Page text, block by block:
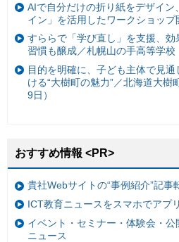
AIで自分だけの折り紙をデザイン
イン」を活用したワークショップ
すららで「学び直し」を支援、
習慣も醸成／札幌山の手高等学校
目的を明確に、子ども主体で見
ける“大樹町の魅力”／北海道大樹
9日）
おすすめ情報 <PR>
貴社Webサイトの“事例紹介”記事
ICT教育ニュースをスマホでアプ
イベント・セミナー・体験会・
ニュース